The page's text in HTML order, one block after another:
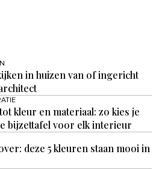
in huizen van of ingericht
kleur en materiaal: zo kies je
bijzettafel voor elk interieur
deze 5 kleuren staan mooi in